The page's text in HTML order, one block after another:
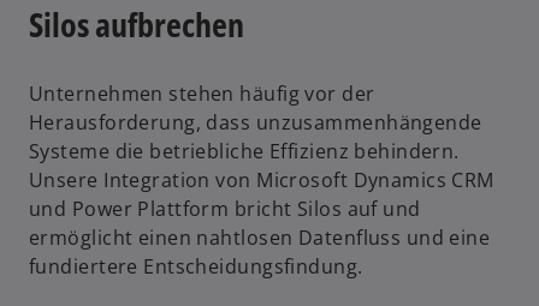
Silos aufbrechen
Unternehmen stehen häufig vor der
Herausforderung, dass unzusammenhängende
Systeme die betriebliche Effizienz behindern.
Unsere Integration von Microsoft Dynamics CRM
und Power Plattform bricht Silos auf und
ermöglicht einen nahtlosen Datenfluss und eine
fundiertere Entscheidungsfindung.